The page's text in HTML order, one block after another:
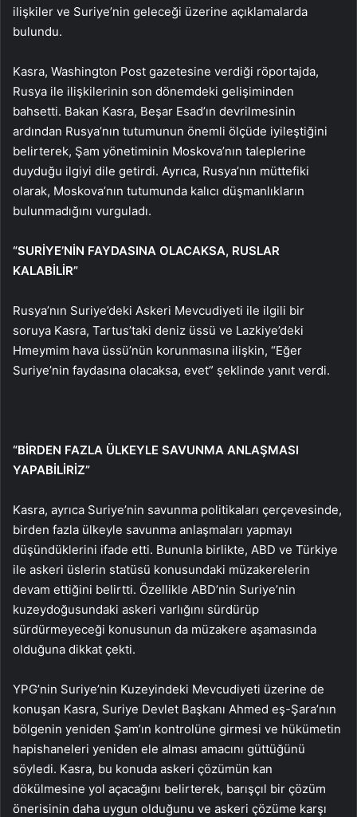
ilişkiler ve Suriye’nin geleceği üzerine açıklamalarda
bulundu.
Kasra, Washington Post gazetesine verdiği röportajda,
Rusya ile ilişkilerinin son dönemdeki gelişiminden
bahsetti. Bakan Kasra, Beşar Esad’ın devrilmesinin
ardından Rusya’nın tutumunun önemli ölçüde iyileştiğini
belirterek, Şam yönetiminin Moskova’nın taleplerine
duyduğu ilgiyi dile getirdi. Ayrıca, Rusya’nın müttefiki
olarak, Moskova’nın tutumunda kalıcı düşmanlıkların
bulunmadığını vurguladı.
“SURİYE’NİN FAYDASINA OLACAKSA, RUSLAR
KALABİLİR”
Rusya’nın Suriye’deki Askeri Mevcudiyeti ile ilgili bir
soruya Kasra, Tartus’taki deniz üssü ve Lazkiye’deki
Hmeymim hava üssü’nün korunmasına ilişkin, “Eğer
Suriye’nin faydasına olacaksa, evet” şeklinde yanıt verdi.
“BİRDEN FAZLA ÜLKEYLE SAVUNMA ANLAŞMASI
YAPABİLİRİZ”
Kasra, ayrıca Suriye’nin savunma politikaları çerçevesinde,
birden fazla ülkeyle savunma anlaşmaları yapmayı
düşündüklerini ifade etti. Bununla birlikte, ABD ve Türkiye
ile askeri üslerin statüsü konusundaki müzakerelerin
devam ettiğini belirtti. Özellikle ABD’nin Suriye’nin
kuzeydoğusundaki askeri varlığını sürdürüp
sürdürmeyeceği konusunun da müzakere aşamasında
olduğuna dikkat çekti.
YPG’nin Suriye’nin Kuzeyindeki Mevcudiyeti üzerine de
konuşan Kasra, Suriye Devlet Başkanı Ahmed eş-Şara’nın
bölgenin yeniden Şam’ın kontrolüne girmesi ve hükümetin
hapishaneleri yeniden ele alması amacını güttüğünü
söyledi. Kasra, bu konuda askeri çözümün kan
dökülmesine yol açacağını belirterek, barışçıl bir çözüm
önerisinin daha uygun olduğunu ve askeri çözüme karşı